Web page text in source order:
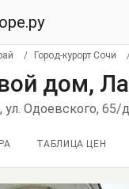
Город-курорт Сочи
дом,
ул. Одоевского, 65/д
ТАБЛИЦА ЦЕН